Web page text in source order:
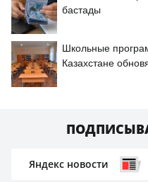
бастады
Школьные
Казахстане
Яндекс новости